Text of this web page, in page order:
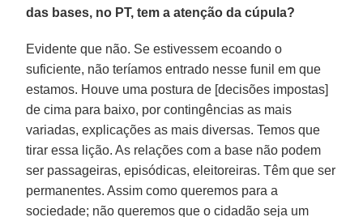
das bases, no PT, tem a atenção da cúpula?
Evidente que não. Se estivessem ecoando o
suficiente, não teríamos entrado nesse funil em que
estamos. Houve uma postura de [decisões impostas]
de cima para baixo, por contingências as mais
variadas, explicações as mais diversas. Temos que
tirar essa lição. As relações com a base não podem
ser passageiras, episódicas, eleitoreiras. Têm que ser
permanentes. Assim como queremos para a
sociedade; não queremos que o cidadão seja um